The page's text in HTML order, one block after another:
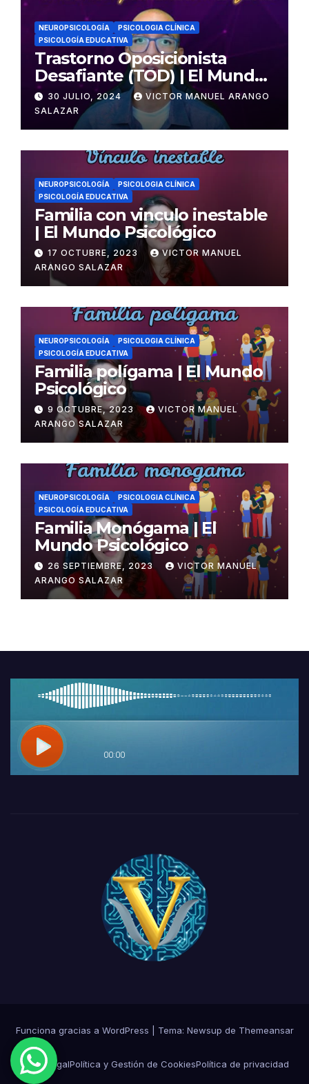
NEUROPSICOLOGÍA
PSICOLOGIA CLÍNICA
PSICOLOGÍA EDUCATIVA
Trastorno Oposicionista
Desafiante (TOD) | El Mundo
Psicológico
30 JULIO, 2024
VICTOR MANUEL ARANGO
SALAZAR
NEUROPSICOLOGÍA
PSICOLOGIA CLÍNICA
PSICOLOGÍA EDUCATIVA
Familia con vinculo inestable
| El Mundo Psicológico
17 OCTUBRE, 2023
VICTOR MANUEL
ARANGO SALAZAR
NEUROPSICOLOGÍA
PSICOLOGIA CLÍNICA
PSICOLOGÍA EDUCATIVA
Familia polígama | El Mundo
Psicológico
9 OCTUBRE, 2023
VICTOR MANUEL
ARANGO SALAZAR
NEUROPSICOLOGÍA
PSICOLOGIA CLÍNICA
PSICOLOGÍA EDUCATIVA
Familia Monógama | El
Mundo Psicológico
26 SEPTIEMBRE, 2023
VICTOR MANUEL
ARANGO SALAZAR
Funciona gracias a WordPress Tema: Newsup de Themeansar
Aviso LegalPolítica y Gestión de CookiesPolítica de privacidad